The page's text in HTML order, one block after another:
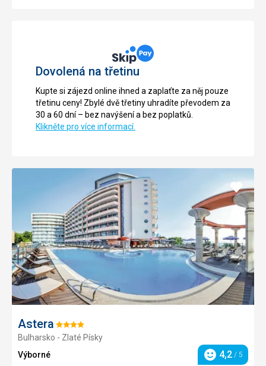
Dovolená na třetinu
Kupte si zájezd online ihned a zaplaťte za něj pouze
třetinu ceny! Zbylé dvě třetiny uhradíte převodem za
30 a 60 dní – bez navýšení a bez poplatků.
Klikněte pro více informací.
Astera Hodnocení:
4/5
Bulharsko - Zlaté Písky
Výborné
Hodnocení
4,2 / 5
Přidat
do